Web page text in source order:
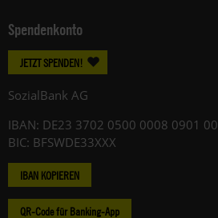
Spendenkonto
JETZT SPENDEN!
SozialBank AG
IBAN: DE23 3702 0500 0008 0901 00
BIC: BFSWDE33XXX
IBAN KOPIEREN
QR-Code für Banking-App